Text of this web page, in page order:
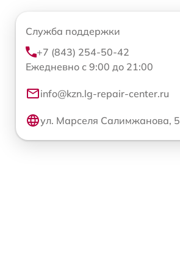
Служба поддержки
+7 (843) 254-50-42
Ежедневно с 9:00 до 21:00
info@kzn.lg-repair-center.ru
ул. Марселя Салимжанова, 5